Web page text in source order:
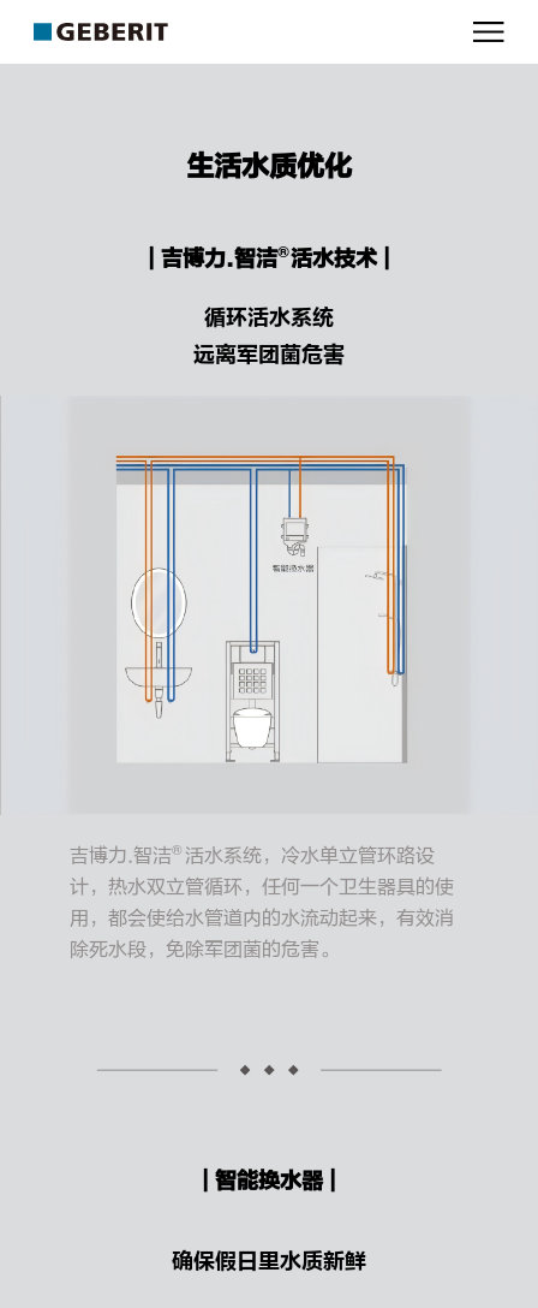
生活水质优化
| 吉博力.智洁®活水技术 |
循环活水系统
远离军团菌危害
吉博力.智洁®活水系统，冷水单立管环路设
计，热水双立管循环，任何一个卫生器具的使
用，都会使给水管道内的水流动起来，有效消
除死水段，免除军团菌的危害。
| 智能换水器 |
确保假日里水质新鲜